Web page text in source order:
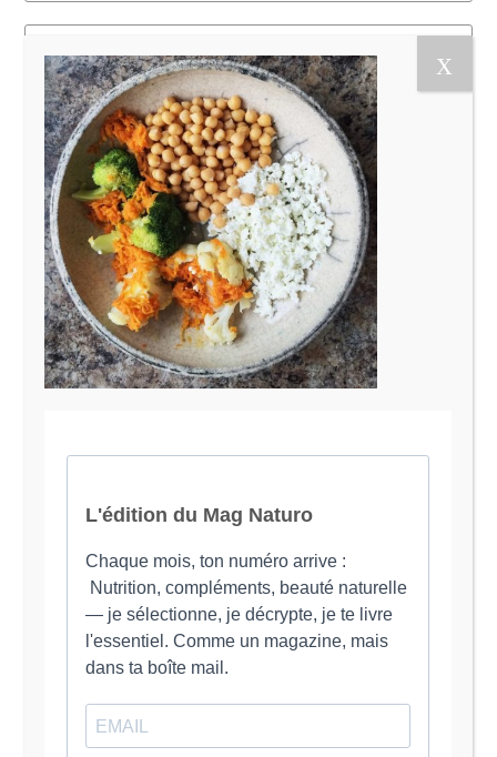
Le Magazine Naturo
Je suis Evy, Naturopathe spécialisée dans
l’accompagnement des femmes en préménopause et
ménopause